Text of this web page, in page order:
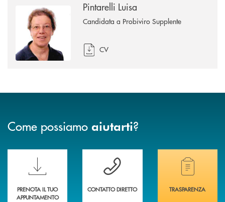
Pintarelli Luisa
Candidata a Probiviro Supplente
CV
Come possiamo aiutarti?
Scopri le funzionalità della nuova PRENOTA BANCA
PRENOTA IL TUO
APPUNTAMENTO
Hai bisogno di assistenza immediata?
CONTATTO DIRETTO
Hai bisogno di
TRASPARENZA